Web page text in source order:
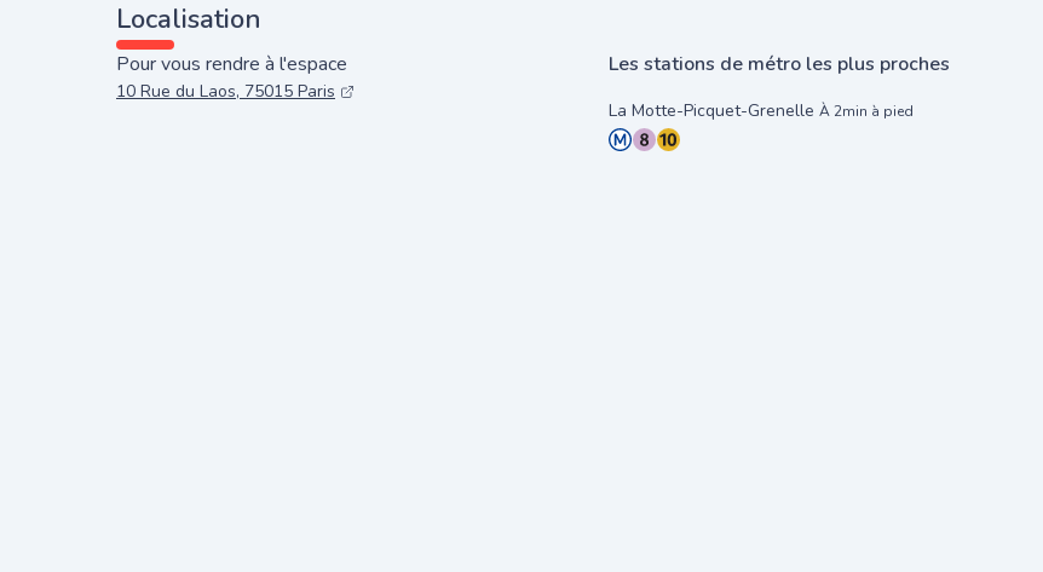
Localisation
Pour vous rendre à l'espace
10 Rue du Laos, 75015 Paris
Les stations de métro les plus proches
La Motte-Picquet-Grenelle À 2min à pied